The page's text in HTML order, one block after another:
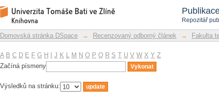
Repozitář
Filtrovat dle předmětu
Repozitář DSpace/Manakin
Domovská stránka DSpace → Recenzovaný odborný článek → Fakulta
A B C D E F G H J K L M N O P Q R S T U V W X Y Z
Začíná písmeny
Výsledků na stránku: